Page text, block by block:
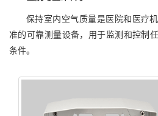
保持室内空气质量是医院和医疗
准的可靠测量设备，用于监测和控制
条件。